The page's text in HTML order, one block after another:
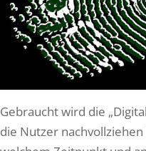
Gebraucht wird die
die Nutzer